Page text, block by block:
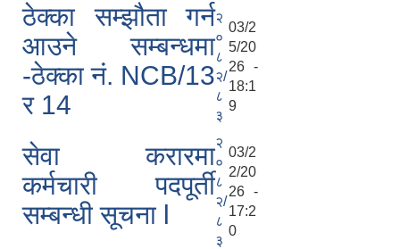
ठेक्का सम्झौता गर्न
आउने सम्बन्धमा
-ठेक्का नं. NCB/13
र 14
२
०
८
२/
८
३
03/2
5/20
26 -
18:1
9
सेवा करारमा
कर्मचारी पदपूर्ती
सम्बन्धी सूचना l
२
०
८
२/
८
३
03/2
2/20
26 -
17:2
0